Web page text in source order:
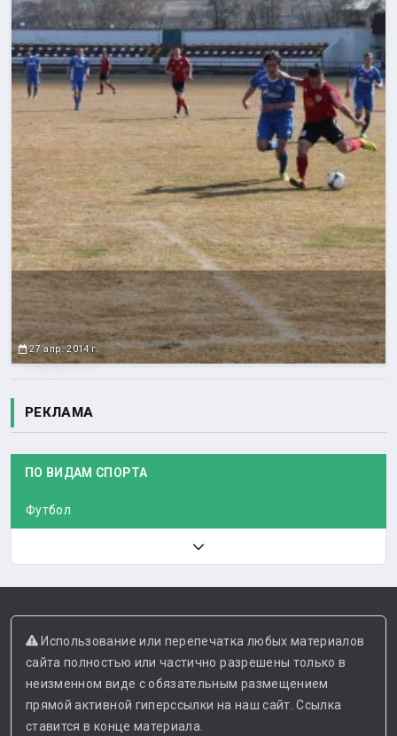
27 апр. 2014 г.
РЕКЛАМА
ПО ВИДАМ СПОРТА
Футбол
Использование или перепечатка любых материалов
сайта полностью или частично разрешены только в
неизменном виде с обязательным размещением
прямой активной гиперссылки на наш сайт. Ссылка
ставится в конце материала.